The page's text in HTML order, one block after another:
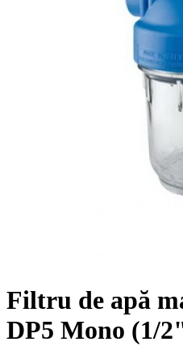
Filtru de apă
DP5 Mono (1/